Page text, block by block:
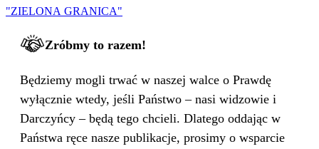
"ZIELONA GRANICA"
Zróbmy to razem!
Będziemy mogli trwać w naszej walce o Prawdę
wyłącznie wtedy, jeśli Państwo – nasi widzowie i
Darczyńcy – będą tego chcieli. Dlatego oddając w
Państwa ręce nasze publikacje, prosimy o wsparcie